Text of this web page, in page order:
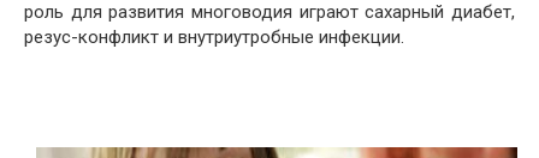
роль для развития многоводия играют сахарный диабет,
резус-конфликт и внутриутробные инфекции.